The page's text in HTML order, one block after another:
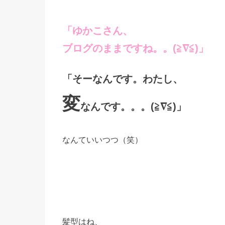
「ゆかこさん、
ブログのままですね。。(≧∇≦)」
「そーなんです。わたし、
変なんです。。。(≧∇≦)」
なんていいつつ（笑）
髪型はね、